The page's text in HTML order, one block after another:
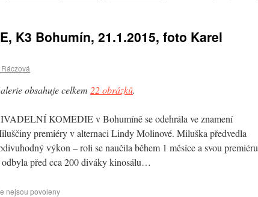
K3 Bohumín, 21.1.2015, foto Karel
obsahuje celkem 22 obrázků.
KOMEDIE v Bohumíně se odehrála ve znamení
premiéry v alternaci Lindy Molinové. Miluška předvedla
výkon – roli se naučila během 1 měsíce a svou premiéru
odbyla před cca 200 diváky kinosálu…
nejsou povoleny